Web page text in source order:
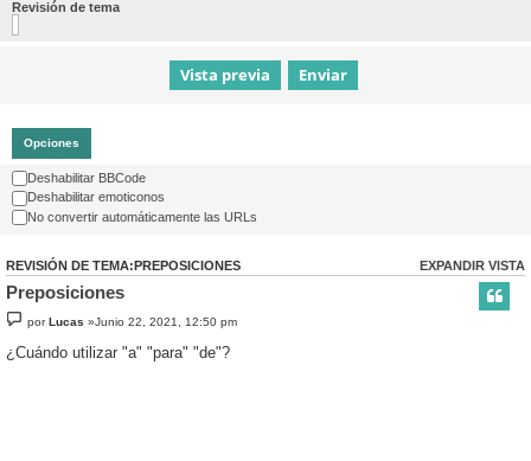
Revisión de tema
Opciones
Deshabilitar BBCode
Deshabilitar emoticonos
No convertir automáticamente las URLs
EXPANDIR VISTA
REVISIÓN DE TEMA:PREPOSICIONES
Preposiciones
porLucas »Junio 22, 2021, 12:50 pm
¿Cuándo utilizar "a" "para" "de"?